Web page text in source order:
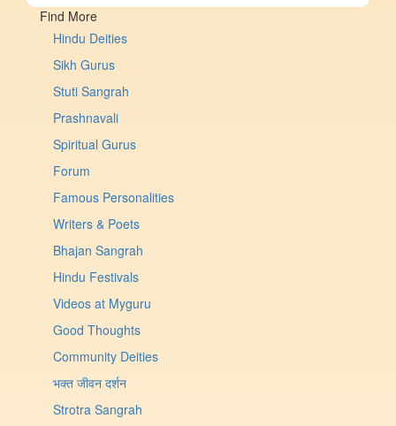
Find More
Hindu Deities
Sikh Gurus
Stuti Sangrah
Prashnavali
Spiritual Gurus
Forum
Famous Personalities
Writers & Poets
Bhajan Sangrah
Hindu Festivals
Videos at Myguru
Good Thoughts
Community Deities
भक्त जीवन दर्शन
Strotra Sangrah